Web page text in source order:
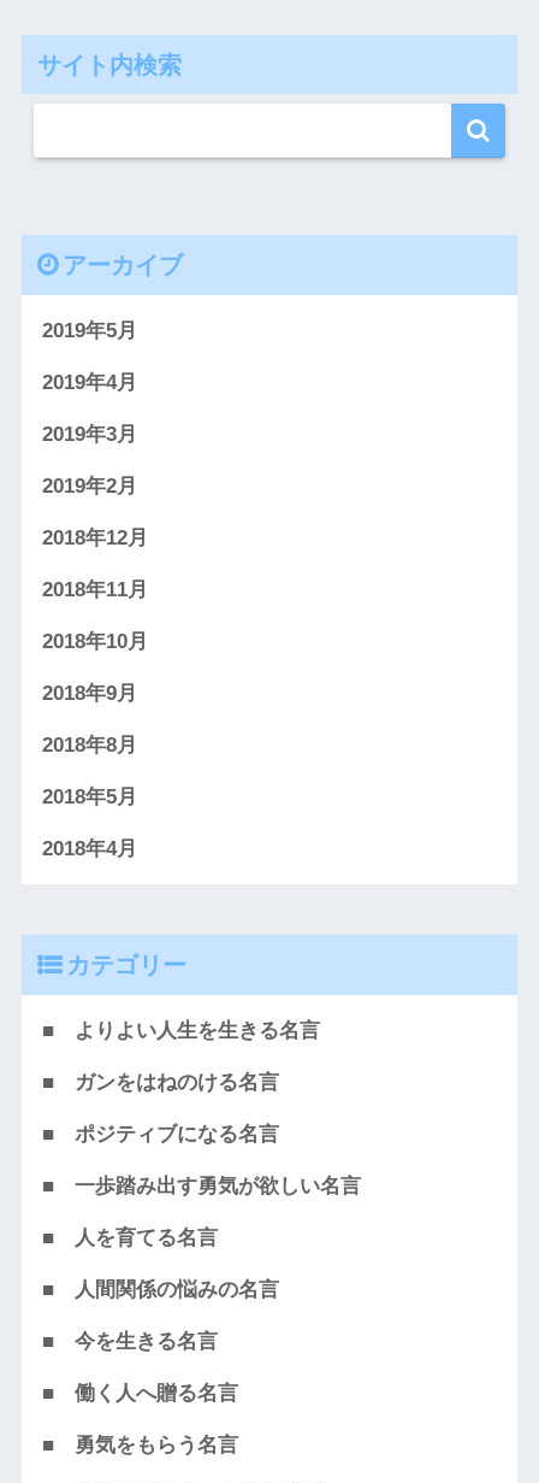
サイト内検索
アーカイブ
2019年5月
2019年4月
2019年3月
2019年2月
2018年12月
2018年11月
2018年10月
2018年9月
2018年8月
2018年5月
2018年4月
カテゴリー
■ よりよい人生を生きる名言
■ ガンをはねのける名言
■ ポジティブになる名言
■ 一歩踏み出す勇気が欲しい名言
■ 人を育てる名言
■ 人間関係の悩みの名言
■ 今を生きる名言
■ 働く人へ贈る名言
■ 勇気をもらう名言